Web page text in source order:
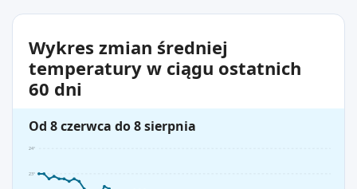
Wykres zmian średniej
temperatury w ciągu ostatnich
60 dni
Od 8 czerwca do 8 sierpnia
23°
24°